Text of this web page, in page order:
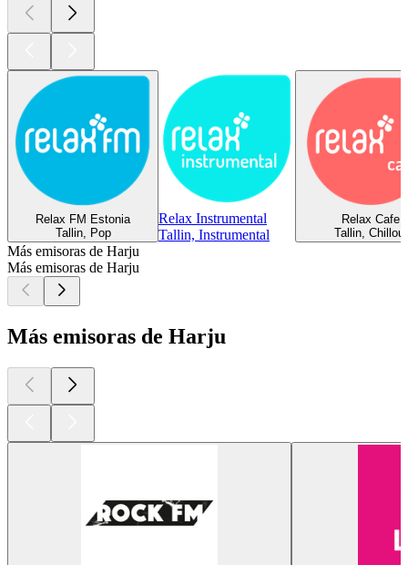
Relax FM Estonia
Tallin, Pop
Relax Instrumental
Tallin, Instrumental
Relax Cafe
Tallin, Chillout
Más emisoras de Harju
Más emisoras de Harju
Más emisoras de Harju